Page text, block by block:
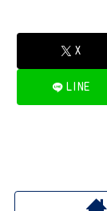
X
LINE